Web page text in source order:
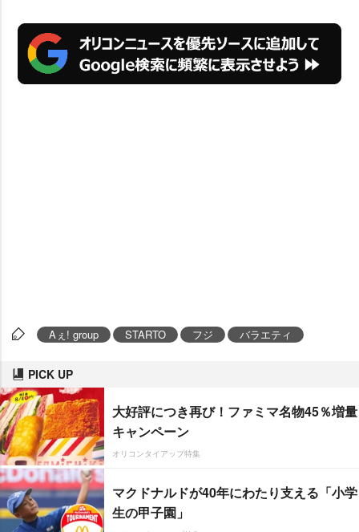
Aぇ! group STARTO フジ バラエティ
PICK UP
大好評につき再び！ファミマ名物45％増量
キャンペーン
オリコンタイアップ特集
マクドナルドが40年にわたり支える「小学
生の甲子園」